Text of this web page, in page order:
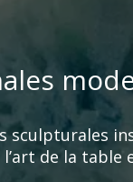
sculpturales
de la